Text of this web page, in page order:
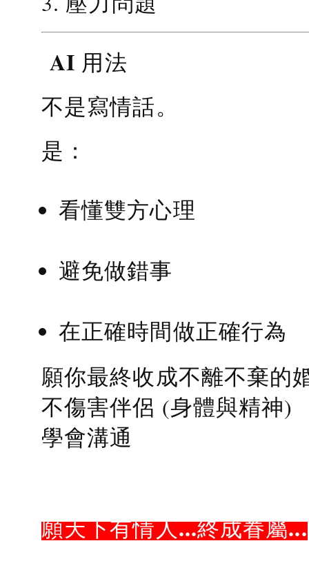
AI 用法
不是寫情話。
是：
看懂雙方心理
避免做錯事
在正確時間做正確行為
願你最終收成不離不棄的
不傷害伴侶 (身體與精神)
學會溝通
願天下有情人...終成眷屬...